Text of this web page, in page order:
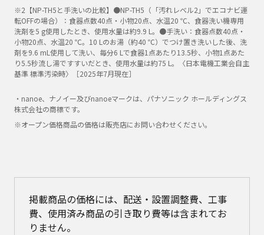
※2【NP-TH5と手洗いの比較】●NP-TH5（「汚れレベル2」でエコナビ運
転OFFの場合）：食器点数40点・小物20点、水温20 ℃、食器洗い機専用
洗剤を5 g使用したとき、使用水量は約9.9 L。●手洗い：食器点数40点・
小物20点、水温20 ℃。10 Lのお湯（約40 ℃）でつけ置き洗いした後、洗
剤を9.6 mL使用して洗い、毎分6 Lで食器1点あたり13.5秒、小物1点あた
り5.5秒流し湯ですすいだとき、使用水量は約75 L。〈日本電機工業会自主
基準 標準汚染時〉［2025年7月現在］
・nanoe、ナノイー及びnanoeマークは、パナソニック ホールディングス
株式会社の商標です。
※オープン価格商品の価格は販売店にお問い合わせください。
掲載商品の価格には、配送・設置調整費、工事
費、使用済み商品の引き取り費等は含まれてお
りません。